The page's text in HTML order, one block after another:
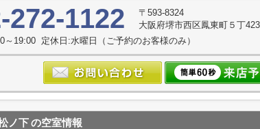
1122
〒593-8324
大阪府堺市西区鳳東町５丁
～19:00 定休日:水曜日（ご予約のお客様のみ）
ノ下の空室情報